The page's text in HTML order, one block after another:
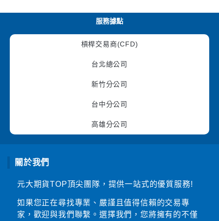
服務據點
槓桿交易商(CFD)
台北總公司
新竹分公司
台中分公司
高雄分公司
關於我們
元大期貨TOP頂尖團隊，提供一站式的優質服務!
如果您正在尋找專業、嚴謹且值得信賴的交易專
家，歡迎與我們聯繫。選擇我們，您將擁有的不僅